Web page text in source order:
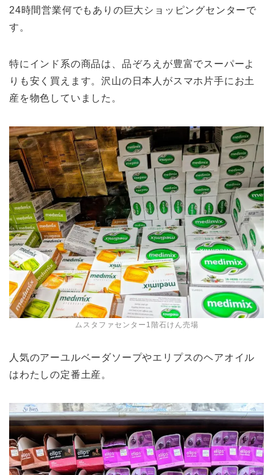
24時間営業何でもありの巨大ショッピングセンターで
す。
特にインド系の商品は、品ぞろえが豊富でスーパーよ
りも安く買えます。沢山の日本人がスマホ片手にお土
産を物色していました。
ムスタファセンター1階石けん売場
人気のアーユルベーダソープやエリプスのヘアオイル
はわたしの定番土産。